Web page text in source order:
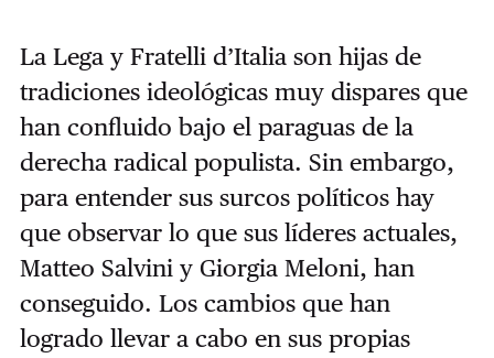
La Lega y Fratelli d’Italia son hijas de
tradiciones ideológicas muy dispares que
han confluido bajo el paraguas de la
derecha radical populista. Sin embargo,
para entender sus surcos políticos hay
que observar lo que sus líderes actuales,
Matteo Salvini y Giorgia Meloni, han
conseguido. Los cambios que han
logrado llevar a cabo en sus propias